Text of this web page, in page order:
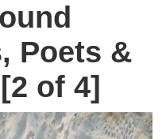
Poets &
of 4]